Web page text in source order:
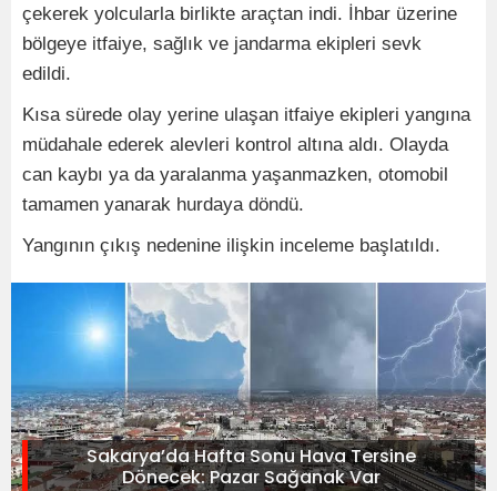
çekerek yolcularla birlikte araçtan indi. İhbar üzerine
bölgeye itfaiye, sağlık ve jandarma ekipleri sevk
edildi.
Kısa sürede olay yerine ulaşan itfaiye ekipleri yangına
müdahale ederek alevleri kontrol altına aldı. Olayda
can kaybı ya da yaralanma yaşanmazken, otomobil
tamamen yanarak hurdaya döndü.
Yangının çıkış nedenine ilişkin inceleme başlatıldı.
Sakarya’da Hafta Sonu Hava Tersine
Dönecek: Pazar Sağanak Var